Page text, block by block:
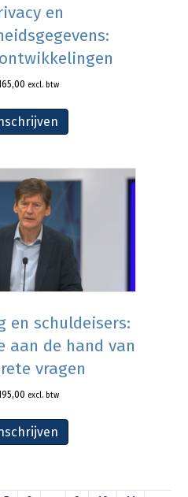
en
excl. btw
en schuldeisers:
aan de hand van
vragen
excl. btw